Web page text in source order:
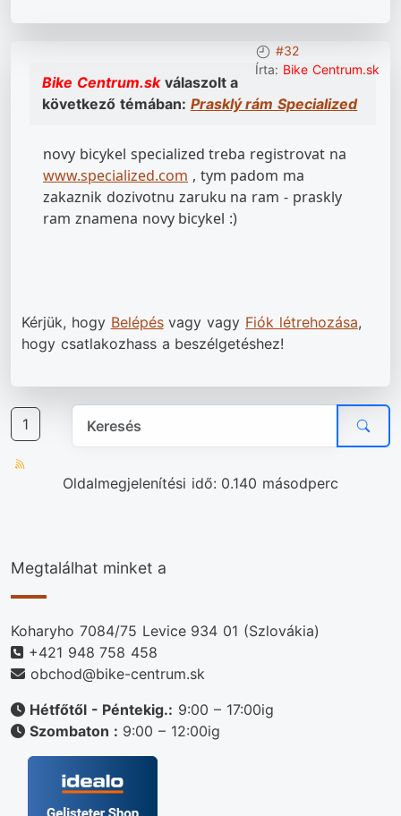
#32
Írta: Bike Centrum.sk
Bike Centrum.skválaszolt a
következő témában: Prasklý rám Specialized
novy bicykel specialized treba registrovat na
www.specialized.com , tym padom ma
zakaznik dozivotnu zaruku na ram - praskly
ram znamena novy bicykel :)
Kérjük, hogy Belépésvagy vagy Fiók létrehozása,
hogy csatlakozhass a beszélgetéshez!
1
Oldalmegjelenítési idő: 0.140 másodperc
Megtalálhat minket a
Koharyho 7084/75 Levice 934 01 (Szlovákia)
+421 948 758 458
obchod@bike-centrum.sk
Hétfőtől - Péntekig.: 9:00 – 17:00ig
Szombaton : 9:00 – 12:00ig